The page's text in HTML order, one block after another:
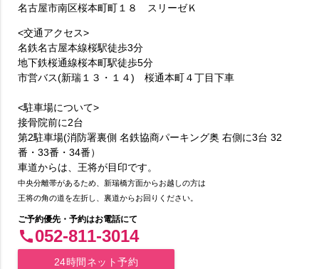
名古屋市南区桜本町町１８ スリーゼＫ
<交通アクセス>
名鉄名古屋本線桜駅徒歩3分
地下鉄桜通線桜本町駅徒歩5分
市営バス(新瑞１３・１４) 桜通本町４丁目下車
<駐車場について>
接骨院前に2台
第2駐車場(消防署裏側 名鉄協商パーキング奥 右側に3台 32
番・33番・34番）
車道からは、王将が目印です。
中央分離帯があるため、新瑞橋方面からお越しの方は
王将の角の道を左折し、裏道からお回りください。
ご予約優先・予約はお電話にて
call052-811-3014
24時間ネット予約